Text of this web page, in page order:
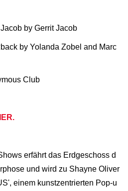
by Gerrit Jacob
by Yolanda Zobel and Marc
Club
erfährt das Erdgeschoss d
und wird zu Shayne Oliver
einem kunstzentrierten Pop-u